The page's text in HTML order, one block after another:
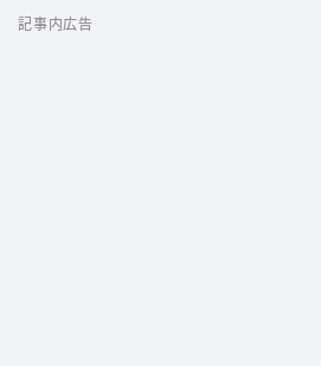
記事内広告